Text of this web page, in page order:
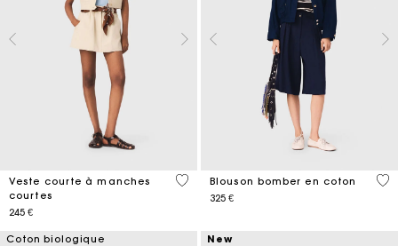
Veste courte à manches
courtes
245 €
3,8 out of 5 Customer Rating
Blouson bomber en coton
325 €
5
Coton biologique New